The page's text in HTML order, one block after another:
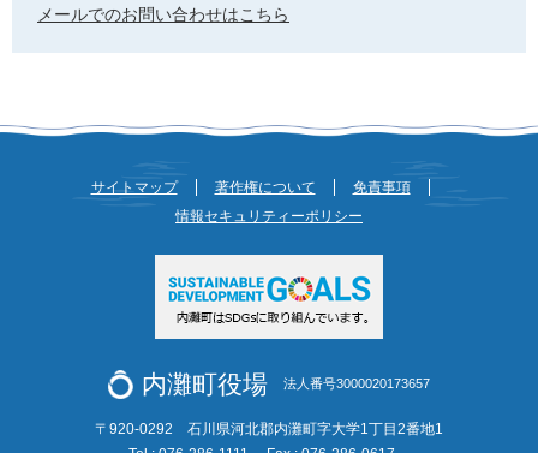
メールでのお問い合わせはこちら
サイトマップ 著作権について
免責事項
情報セキュリティーポリシー
内灘町役場 法人番号3000020173657
〒920-0292 石川県河北郡内灘町字大学1丁目2番地1